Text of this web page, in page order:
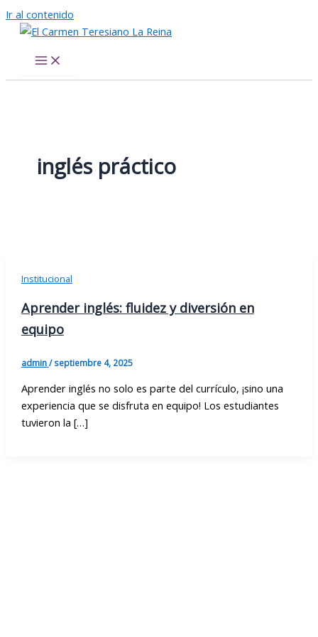
Ir al contenido
inglés práctico
Institucional
Aprender inglés: fluidez y diversión en
equipo
admin/septiembre 4, 2025
Aprender inglés no solo es parte del currículo, ¡sino una
experiencia que se disfruta en equipo! Los estudiantes
tuvieron la […]